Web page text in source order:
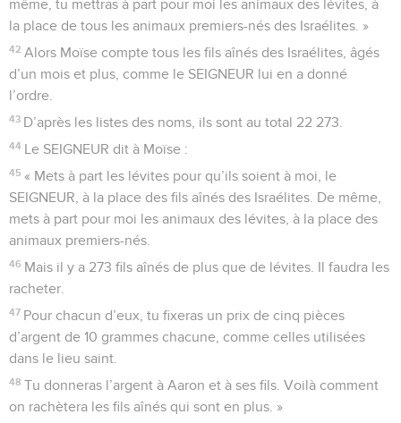
même, tu mettras à part pour moi les animaux des lévites, à
la place de tous les animaux premiers-nés des Israélites. »
42 Alors Moïse compte tous les fils aînés des Israélites, âgés
d’un mois et plus, comme le SEIGNEUR lui en a donné
l’ordre.
43 D’après les listes des noms, ils sont au total 22 273.
44 Le SEIGNEUR dit à Moïse :
45 « Mets à part les lévites pour qu’ils soient à moi, le
SEIGNEUR, à la place des fils aînés des Israélites. De même,
mets à part pour moi les animaux des lévites, à la place des
animaux premiers-nés.
46 Mais il y a 273 fils aînés de plus que de lévites. Il faudra les
racheter.
47 Pour chacun d’eux, tu fixeras un prix de cinq pièces
d’argent de 10 grammes chacune, comme celles utilisées
dans le lieu saint.
48 Tu donneras l’argent à Aaron et à ses fils. Voilà comment
on rachètera les fils aînés qui sont en plus. »